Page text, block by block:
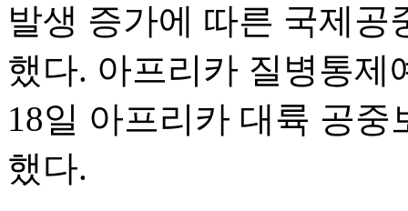
발생 증가에 따른 국제공
했다. 아프리카 질병통제
18일 아프리카 대륙 공중
했다.